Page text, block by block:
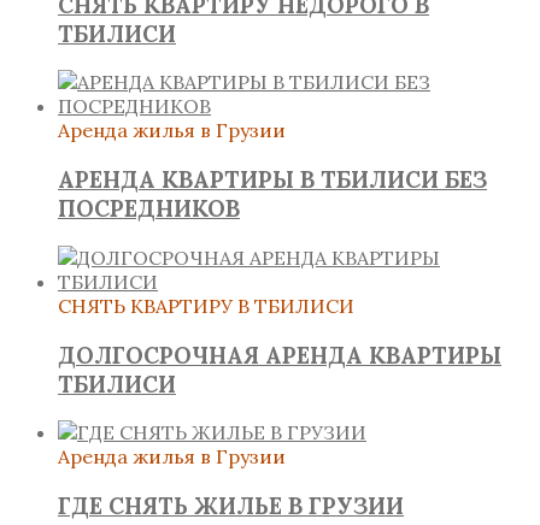
ТБИЛИСИ
Аренда жилья в Грузии
АРЕНДА КВАРТИРЫ В ТБИЛИСИ БЕЗ
ПОСРЕДНИКОВ
СНЯТЬ КВАРТИРУ В ТБИЛИСИ
ДОЛГОСРОЧНАЯ АРЕНДА КВАРТИРЫ
ТБИЛИСИ
Аренда жилья в Грузии
ГДЕ СНЯТЬ ЖИЛЬЕ В ГРУЗИИ